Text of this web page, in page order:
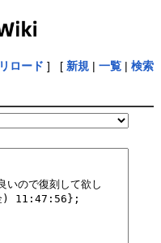
リロード ] [ 新規| 一覧| 検索